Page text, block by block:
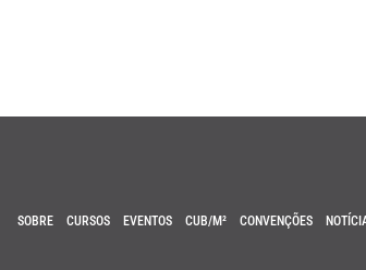
SOBRE CURSOS EVENTOS CUB/M² CONVENÇÕES